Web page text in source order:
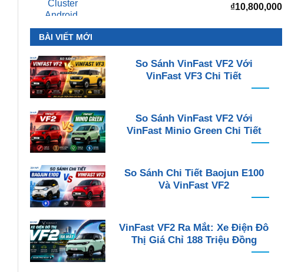
₫10,800,000
BÀI VIẾT MỚI
So Sánh VinFast VF2 Với
VinFast VF3 Chi Tiết
So Sánh VinFast VF2 Với
VinFast Minio Green Chi Tiết
So Sánh Chi Tiết Baojun E100
Và VinFast VF2
VinFast VF2 Ra Mắt: Xe Điện Đô
Thị Giá Chỉ 188 Triệu Đồng